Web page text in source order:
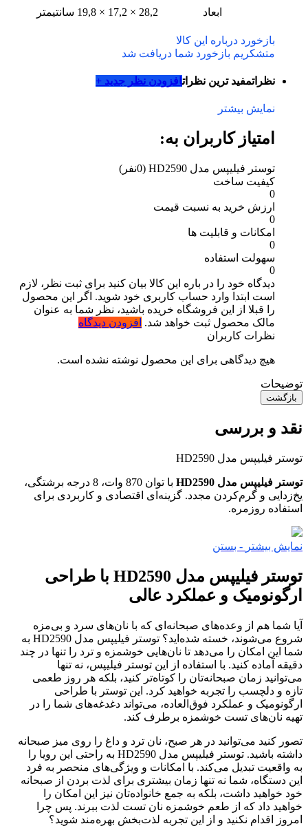
ابعاد 28,2 × 17,2 × 19,8 سانتیمتر
بازخورد درباره این کالا
متشکریم بازخورد شما دریافت شد
نظراتمفید ترین نظراتافزودن نظر جدید +
نمایش بیشتر
امتیاز کاربران به:
توستر فیلیپس مدل HD2590
(0نفر)
کیفیت ساخت
0
ارزش خرید به نسبت قیمت
0
امکانات و قابلیت ها
0
سهولت استفاده
0
دیدگاه خود را در باره این کالا بیان کنید برای ثبت نظر، لازم
است ابتدا وارد حساب کاربری خود شوید. اگر این محصول
را قبلا از این فروشگاه خریده باشید، نظر شما به عنوان
مالک محصول ثبت خواهد شد. افزودن دیدگاه
نظرات کاربران
هیچ دیدگاهی برای این محصول نوشته نشده است.
توضیحات
بازگشت
نقد و بررسی
توستر فیلیپس مدل HD2590
توستر فیلیپس مدل HD2590
با توان 870 وات، 8 درجه برشتگی،
یخ‌زدایی و گرم‌کردن مجدد. گزینه‌ای اقتصادی و کاربردی برای
استفاده روزمره.
نمایش بیشتر - بستن
توستر فیلیپس مدل HD2590 با طراحی
ارگونومیک و عملکرد عالی
آیا شما هم از وعده‌های صبحانه‌ای که با نان‌های سرد و بی‌مزه
شروع می‌شوند، خسته شده‌اید؟ توستر فیلیپس مدل HD2590 به
شما این امکان را می‌دهد تا نان‌هایی خوشمزه و ترد را تنها در چند
دقیقه آماده کنید. با استفاده از این توستر فیلیپس، نه تنها
می‌توانید زمان صبحانه‌تان را کوتاه‌تر کنید، بلکه هر روز طعمی
تازه و دلچسب را تجربه خواهید کرد. این توستر با طراحی
ارگونومیک و عملکرد فوق‌العاده، می‌تواند دغدغه‌های شما را در
تهیه نان‌های تست خوشمزه برطرف کند.
تصور کنید می‌توانید در هر صبح، نان ترد و داغ را روی میز صبحانه
داشته باشید. توستر فیلیپس مدل HD2590 به راحتی این رویا را
به واقعیت تبدیل می‌کند. با امکانات و ویژگی‌های منحصر به فرد
این دستگاه، شما نه تنها زمان بیشتری برای لذت بردن از صبحانه
خود خواهید داشت، بلکه به جمع‌ خانواده‌تان نیز این امکان را
خواهید داد که از طعم خوشمزه نان تست لذت ببرند. پس چرا
امروز اقدام نکنید و از این تجربه لذت‌بخش بهره‌مند شوید؟